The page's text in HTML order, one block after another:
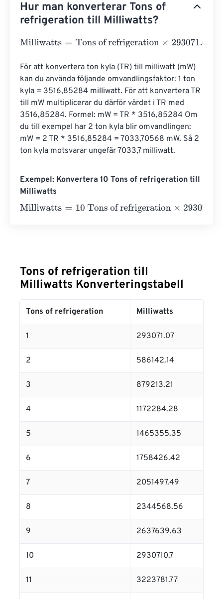
Hur man konverterar Tons of
refrigeration till Milliwatts?
Milliwatts=Tons of refrigeration×293071.07
För att konvertera ton kyla (TR) till milliwatt (mW)
kan du använda följande omvandlingsfaktor: 1 ton
kyla = 3516,85284 milliwatt. För att konvertera TR
till mW multiplicerar du därför värdet i TR med
3516,85284. Formel: mW = TR * 3516,85284 Om
du till exempel har 2 ton kyla blir omvandlingen:
mW = 2 TR * 3516,85284 = 7033,70568 mW. Så 2
ton kyla motsvarar ungefär 7033,7 milliwatt.
Exempel: Konvertera 10 Tons of refrigeration till
Milliwatts
Milliwatts=10 Tons of refrigeration×293071.07 =
Tons of refrigeration till
Milliwatts Konverteringstabell
Tons of refrigeration Milliwatts
1 293071.07
2 586142.14
3 879213.21
4 1172284.28
5 1465355.35
6 1758426.42
7 2051497.49
8 2344568.56
9 2637639.63
10 2930710.7
11 3223781.77